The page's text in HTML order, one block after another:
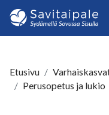
Siirry pääsisältöön
Etusivu
Perusopetus ja lukio